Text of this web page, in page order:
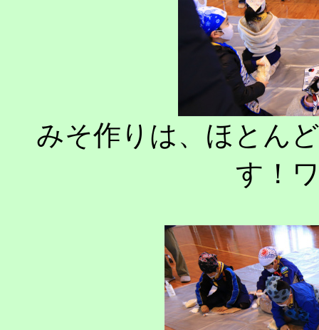
みそ作りは、ほとん
す！